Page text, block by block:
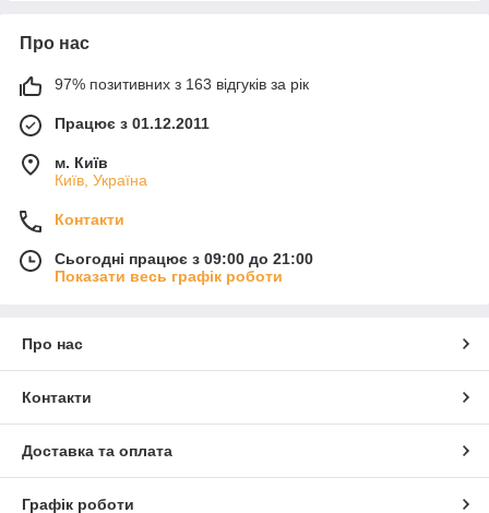
Про нас
97% позитивних з 163 відгуків за рік
Працює з 01.12.2011
м. Київ
Київ, Україна
Контакти
Сьогодні працює з 09:00 до 21:00
Показати весь графік роботи
Про нас
Контакти
Доставка та оплата
Графік роботи